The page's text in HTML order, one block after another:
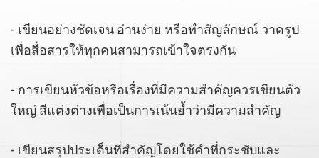
- เขียนอย่างชัดเจน อ่านง่าย หรือทำสัญลักษณ์ วาดรูป
เพื่อสื่อสารให้ทุกคนสามารถเข้าใจตรงกัน
- การเขียนหัวข้อหรือเรื่องที่มีความสำคัญควรเขียนตัว
ใหญ่ สีแต่งต่างเพื่อเป็นการเน้นย้ำว่ามีความสำคัญ
- เขียนสรุปประเด็นที่สำคัญโดยใช้คำที่กระชับและ